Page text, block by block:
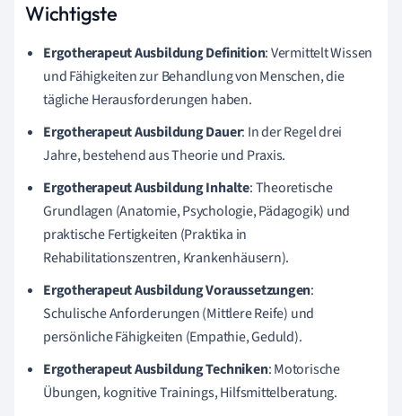
Wichtigste
Ergotherapeut Ausbildung Definition: Vermittelt Wissen
und Fähigkeiten zur Behandlung von Menschen, die
tägliche Herausforderungen haben.
Ergotherapeut Ausbildung Dauer: In der Regel drei
Jahre, bestehend aus Theorie und Praxis.
Ergotherapeut Ausbildung Inhalte: Theoretische
Grundlagen (Anatomie, Psychologie, Pädagogik) und
praktische Fertigkeiten (Praktika in
Rehabilitationszentren, Krankenhäusern).
Ergotherapeut Ausbildung Voraussetzungen:
Schulische Anforderungen (Mittlere Reife) und
persönliche Fähigkeiten (Empathie, Geduld).
Ergotherapeut Ausbildung Techniken: Motorische
Übungen, kognitive Trainings, Hilfsmittelberatung.